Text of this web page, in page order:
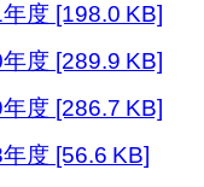
度 [198.0 KB]
度 [289.9 KB]
度 [286.7 KB]
度 [56.6 KB]